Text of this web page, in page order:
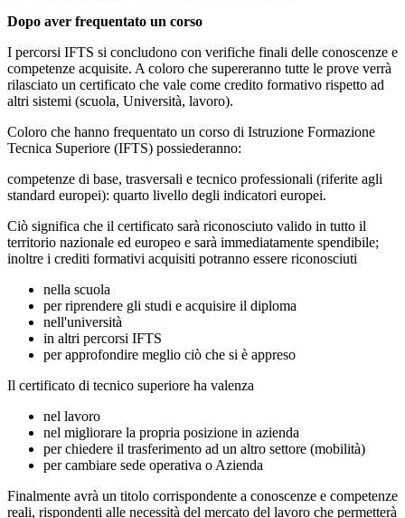
Dopo aver frequentato un corso
I percorsi IFTS si concludono con verifiche finali delle conoscenze e
competenze acquisite. A coloro che supereranno tutte le prove verrà
rilasciato un certificato che vale come credito formativo rispetto ad
altri sistemi (scuola, Università, lavoro).
Coloro che hanno frequentato un corso di Istruzione Formazione
Tecnica Superiore (IFTS) possiederanno:
competenze di base, trasversali e tecnico professionali (riferite agli
standard europei): quarto livello degli indicatori europei.
Ciò significa che il certificato sarà riconosciuto valido in tutto il
territorio nazionale ed europeo e sarà immediatamente spendibile;
inoltre i crediti formativi acquisiti potranno essere riconosciuti
nella scuola
per riprendere gli studi e acquisire il diploma
nell'università
in altri percorsi IFTS
per approfondire meglio ciò che si è appreso
Il certificato di tecnico superiore ha valenza
nel lavoro
nel migliorare la propria posizione in azienda
per chiedere il trasferimento ad un altro settore (mobilità)
per cambiare sede operativa o Azienda
Finalmente avrà un titolo corrispondente a conoscenze e competenze
reali, rispondenti alle necessità del mercato del lavoro che permetterà